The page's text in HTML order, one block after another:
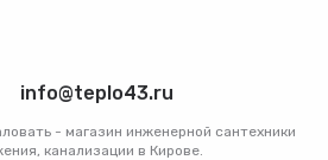
info@teplo43.ru
- магазин инженерной сантехники
канализации в Кирове.